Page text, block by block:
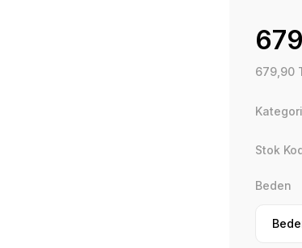
679,90
Kategori
Stok
Beden